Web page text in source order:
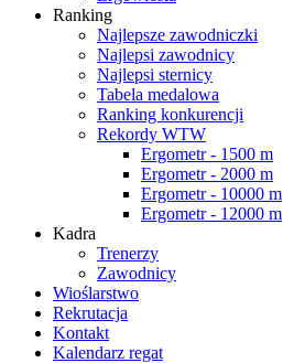
Ranking
Najlepsze zawodniczki
Najlepsi zawodnicy
Najlepsi sternicy
Tabela medalowa
Ranking konkurencji
Rekordy WTW
Ergometr - 1500 m
Ergometr - 2000 m
Ergometr - 10000 m
Ergometr - 12000 m
Kadra
Trenerzy
Zawodnicy
Wioślarstwo
Rekrutacja
Kontakt
Kalendarz regat